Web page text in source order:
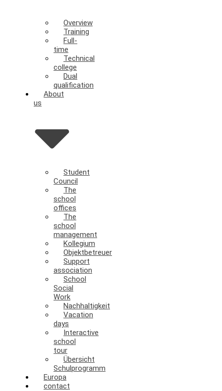
Overview
Training
Full-
time
Technical
college
Dual
qualification
About
us
Student
Council
The
school
offices
The
school
management
Kollegium
Objektbetreuer
Support
association
School
Social
Work
Nachhaltigkeit
Vacation
days
Interactive
school
tour
Übersicht
Schulprogramm
Europa
contact